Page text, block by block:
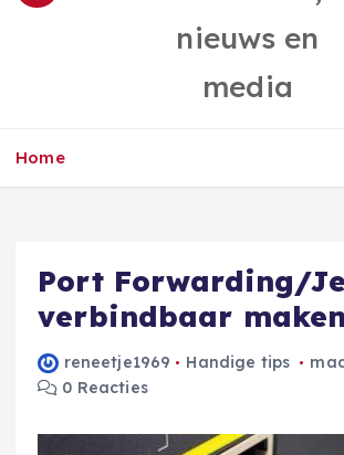
nieuws en
media
Home
Port Forwarding/
verbindbaar maken
reneetje1969 Handige tips
0 Reacties